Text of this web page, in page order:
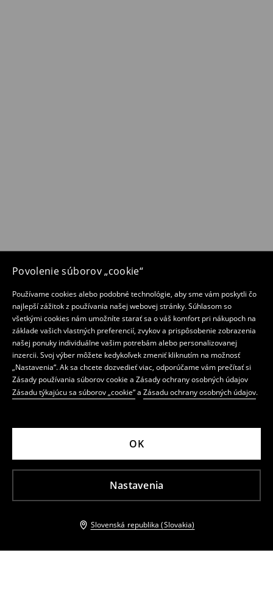
Povolenie súborov „cookie“
Používame cookies alebo podobné technológie, aby sme vám poskytli čo
najlepší zážitok z používania našej webovej stránky. Súhlasom so
všetkými cookies nám umožníte starať sa o váš komfort pri nákupoch na
základe vašich vlastných preferencií, zvykov a prispôsobenie zobrazenia
našej ponuky individuálne vašim potrebám alebo personalizovanej
inzercii. Svoj výber môžete kedykoľvek zmeniť kliknutím na možnosť
„Nastavenia“. Ak sa chcete dozvedieť viac, odporúčame vám prečítať si
Zásady používania súborov cookie a Zásady ochrany osobných údajov
Zásadu týkajúcu sa súborov „cookie“a Zásadu ochrany osobných údajov.
Nastavenia
OK
Slovenská republika (Slovakia)